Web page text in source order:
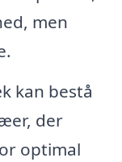
men
kan bestå
der
optimal